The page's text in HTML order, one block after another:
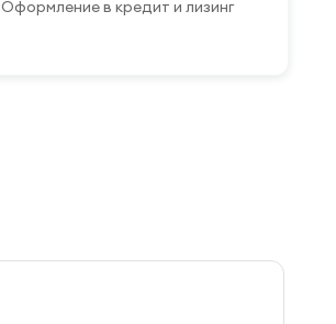
Оформление в кредит и лизинг